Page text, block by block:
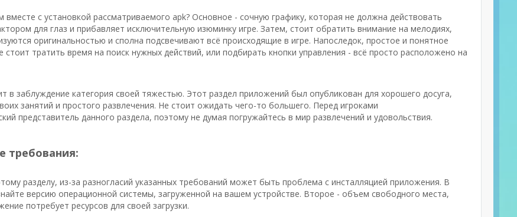
с установкой рассматриваемого apk? Основное - сочную графику, которая не должна действовать
для глаз и прибавляет исключительную изюминку игре. Затем, стоит обратить внимание на мелодиях,
оригинальностью и сполна подсвечивают всё происходящие в игре. Напоследок, простое и понятное
стоит тратить время на поиск нужных действий, или подбирать кнопки управления - всё просто расположено на
в заблуждение категория своей тяжестью. Этот раздел приложений был опубликован для хорошего досуга,
занятий и простого развлечения. Не стоит ожидать чего-то большего. Перед игроками
представитель данного раздела, поэтому не думая погружайтесь в мир развлечений и удовольствия.
требования:
разделу, из-за разногласий указанных требований может быть проблема с инсталляцией приложения. В
версию операционной системы, загруженной на вашем устройстве. Второе - объем свободного места,
потребует ресурсов для своей загрузки.